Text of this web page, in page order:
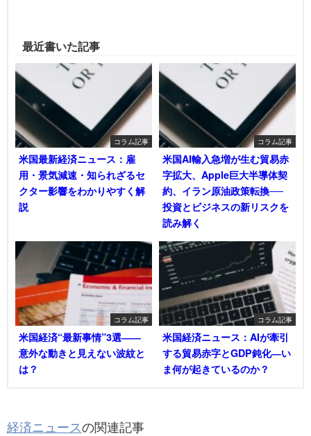
最近書いた記事
コラム記事
米国最新経済ニュース：雇
用・景気減速・知られざるセ
クター影響をわかりやすく解
説
コラム記事
米国AI輸入急増が生む貿易赤
字拡大、Apple巨大半導体契
約、イラン原油政策転換──
投資とビジネスの新リスクを
読み解く
コラム記事
米国経済“最新事情”3選――
意外な動きと見えない波紋と
は？
コラム記事
米国経済ニュース：AIが牽引
する貿易赤字とGDP鈍化―い
ま何が起きているのか？
経済ニュースの関連記事